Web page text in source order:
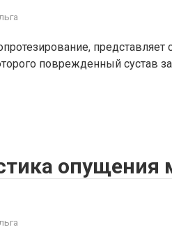
представляет
поврежденный сустав
опущения